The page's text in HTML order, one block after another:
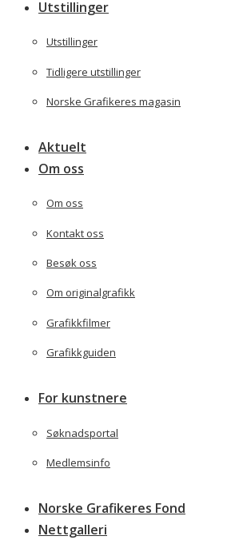
Utstillinger
Utstillinger
Tidligere utstillinger
Norske Grafikeres magasin
Aktuelt
Om oss
Om oss
Kontakt oss
Besøk oss
Om originalgrafikk
Grafikkfilmer
Grafikkguiden
For kunstnere
Søknadsportal
Medlemsinfo
Norske Grafikeres Fond
Nettgalleri